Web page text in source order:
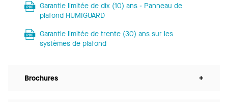
Garantie limitée de dix (10) ans - Panneau de
plafond HUMIGUARD
Garantie limitée de trente (30) ans sur les
systèmes de plafond
Brochures +